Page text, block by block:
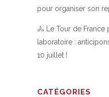
pour organiser son
🚴 Le Tour de France
laboratoire :
10 juillet !
CATÉGORIES